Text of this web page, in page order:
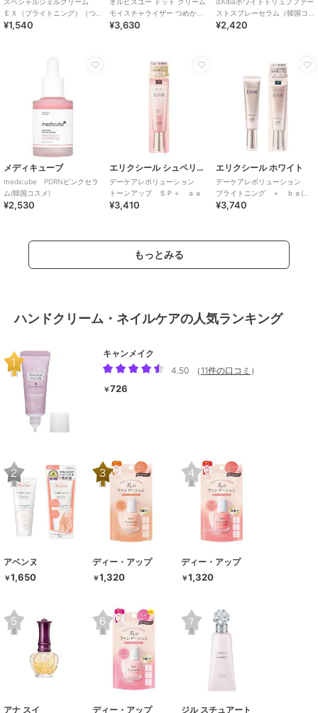
ＥＸ（ブライトニング）（つ
めかえ用）(医薬部外品)
¥1,540
モイスチャライザー つめかえ
用 医薬部外品
¥3,630
ストスプレーセラム（韓国コ
スメ）
¥2,420
メディキューブ
medicube PDRNピンクセラ
ム(韓国コスメ)
¥2,530
エリクシール シュペリエル
デーケアレボリューション
トーンアップ ＳＰ＋ ａａ
¥3,410
エリクシール ホワイト
デーケアレボリューション
ブライトニング ＋ ｂａ(医
薬部外品)
¥3,740
もっとみる
ハンドクリーム・ネイルケアの人気ランキング
キャンメイク
4.50
（ 11件の口コミ ）
￥726
アベンヌ
￥1,650
ディー・アップ
￥1,320
ディー・アップ
￥1,320
アナ スイ ディー・アップ ジル スチュアート